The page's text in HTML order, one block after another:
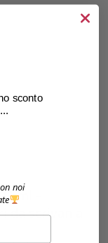
ml –
da scrivania
sconto
noi